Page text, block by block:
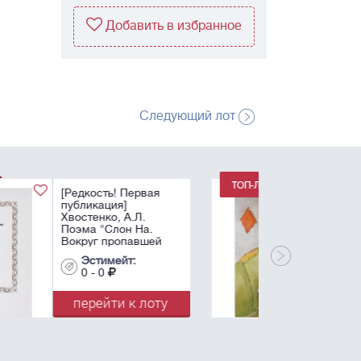
Добавить в избранное
Следующий лот
Немухин, В.Н.
Бубновый валет. -
1986. Бумага, масло,
белила. - 83х56 см.
перейти к лоту